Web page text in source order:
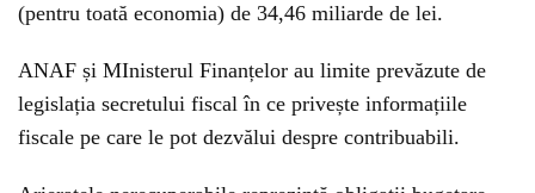
(pentru toată economia) de 34,46 miliarde de lei.
ANAF și MInisterul Finanțelor au limite prevăzute de
legislația secretului fiscal în ce privește informațiile
fiscale pe care le pot dezvălui despre contribuabili.